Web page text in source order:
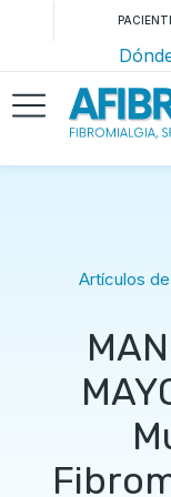
Artículos